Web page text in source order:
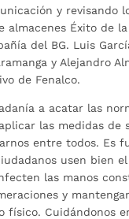
y revisando
almacenes Éxito de
del BG. Luis
y Alejandro
de Fenalco.
a acatar las
las medidas de
entre todos. Es
usen bien
las manos
y
físico. Cuidándonos